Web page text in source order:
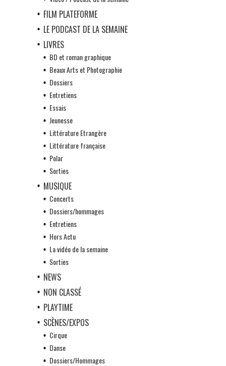
FILM PLATEFORME
LE PODCAST DE LA SEMAINE
LIVRES
BD et roman graphique
Beaux Arts et Photographie
Dossiers
Entretiens
Essais
Jeunesse
Littérature Etrangère
Littérature française
Polar
Sorties
MUSIQUE
Concerts
Dossiers/hommages
Entretiens
Hors Actu
La vidéo de la semaine
Sorties
NEWS
NON CLASSÉ
PLAYTIME
SCÈNES/EXPOS
Cirque
Danse
Dossiers/Hommages